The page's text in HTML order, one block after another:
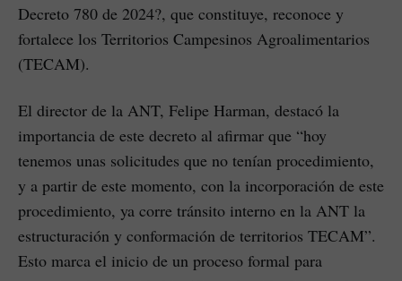
Decreto 780 de 2024?, que constituye, reconoce y
fortalece los Territorios Campesinos Agroalimentarios
(TECAM).
El director de la ANT, Felipe Harman, destacó la
importancia de este decreto al afirmar que “hoy
tenemos unas solicitudes que no tenían procedimiento,
y a partir de este momento, con la incorporación de este
procedimiento, ya corre tránsito interno en la ANT la
estructuración y conformación de territorios TECAM”.
Esto marca el inicio de un proceso formal para